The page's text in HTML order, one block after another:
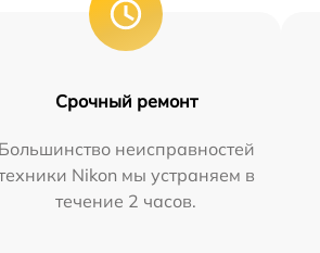
Срочный ремонт
Большинство неисправностей
Nikon мы устраняем в
течение 2 часов.